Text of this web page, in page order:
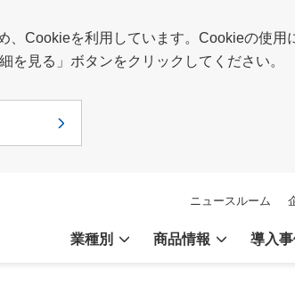
Cookieを利用しています。Cookieの使用
見る」ボタンをクリックしてください。
業種別 商品情報 導入事
ニュースルーム